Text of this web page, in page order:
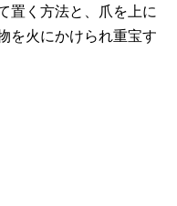
置く方法と、爪を上に
を火にかけられ重宝す